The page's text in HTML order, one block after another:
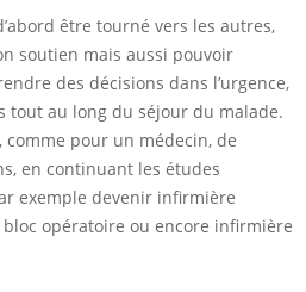
être tourné vers les autres,
soutien mais aussi pouvoir
des décisions dans l’urgence,
tout au long du séjour du malade.
pour un médecin, de
en continuant les études
exemple devenir infirmière
opératoire ou encore infirmière